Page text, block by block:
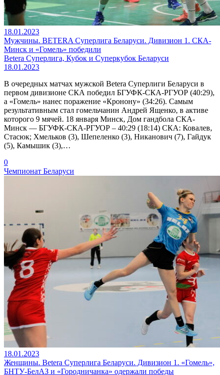
18.01.2023
Мужчины. BETERA Суперлига Беларуси. Дивизион 1. СКА-
Минск и «Гомель» победили
Betera Суперлига, Кубок и Суперкубок Беларуси
18.01.2023
В очередных матчах мужской Betera Суперлиги Беларуси в
первом дивизионе СКА победил БГУФК-СКА-РГУОР (40:29),
а «Гомель» нанес поражение «Кронону» (34:26). Самым
результативным стал гомельчанин Андрей Ященко, в активе
которого 9 мячей. 18 января Минск, Дом гандбола СКА-
Минск — БГУФК-СКА-РГУОР – 40:29 (18:14) СКА: Ковалев,
Стасюк; Хмельков (3), Шепеленко (3), Никанович (7), Гайдук
(5), Камышик (3),…
0
Чемпионат Беларуси
18.01.2023
Женщины. Betera Суперлига Беларуси. Дивизион 1. «Гомель»,
БНТУ-БелАЗ и «Городничанка» одержали победы